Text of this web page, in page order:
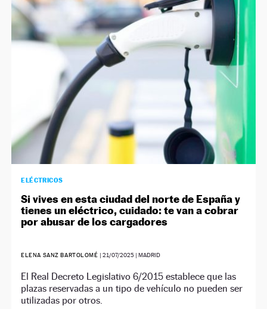
ELÉCTRICOS
Si vives en esta ciudad del norte de España y
tienes un eléctrico, cuidado: te van a cobrar
por abusar de los cargadores
ELENA SANZ BARTOLOMÉ | 21/07/2025| MADRID
El Real Decreto Legislativo 6/2015 establece que las
plazas reservadas a un tipo de vehículo no pueden ser
utilizadas por otros.